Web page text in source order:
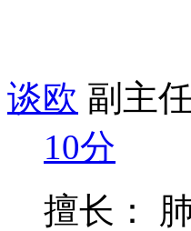
谈欧 副主
10分
擅长：